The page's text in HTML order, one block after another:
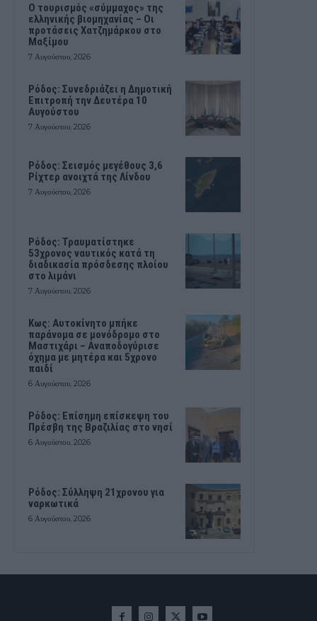
Ο τουρισμός «σύμμαχος» της
ελληνικής βιομηχανίας – Οι
προτάσεις Χατζημάρκου στο
Μαξίμου
7 Αυγούστου, 2026
Ρόδος: Συνεδριάζει η Δημοτική
Επιτροπή την Δευτέρα 10
Αυγούστου
7 Αυγούστου, 2026
Ρόδος: Σεισμός μεγέθους 3,6
Ρίχτερ ανοιχτά της Λίνδου
7 Αυγούστου, 2026
Ρόδος: Τραυματίστηκε
53χρονος ναυτικός κατά τη
διαδικασία πρόσδεσης πλοίου
στο λιμάνι
7 Αυγούστου, 2026
Kως: Αυτοκίνητο μπήκε
παράνομα σε μονόδρομο στο
Μαστιχάρι – Αναποδογύρισε
όχημα με μητέρα και 5χρονο
παιδί
6 Αυγούστου, 2026
Ρόδος: Επίσημη επίσκεψη του
Πρέσβη της Βραζιλίας στο νησί
6 Αυγούστου, 2026
Ρόδος: Σύλληψη 21χρονου για
ναρκωτικά
6 Αυγούστου, 2026